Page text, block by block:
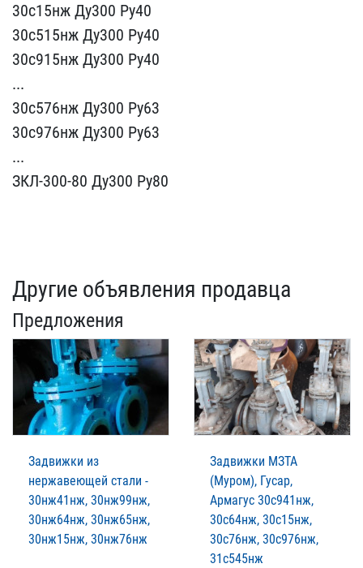
30с15нж​ Ду300 Ру40
30с515нж Ду3​00 Ру40
30с915нж Ду300 Р​у40
...
30с576нж Ду300 Р​у63
30с976нж Ду300 Ру63
​...
ЗКЛ-300-80 Ду300 Ру8​0
Другие объявления продавца
Предложения
Задвижки из
нержавеющей стали -
30нж41нж, 30нж99нж,
30нж64нж, 30нж65нж,
30нж15нж, 30нж76нж
Задвижки МЗТА
(Муром), Гусар,
Армагус 30с941нж,
30с64нж, 30с15нж,
30с76нж, 30с976нж,
31с545нж